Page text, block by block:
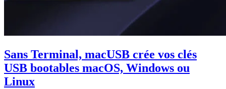
Sans Terminal, macUSB crée vos clés
USB bootables macOS, Windows ou
Linux